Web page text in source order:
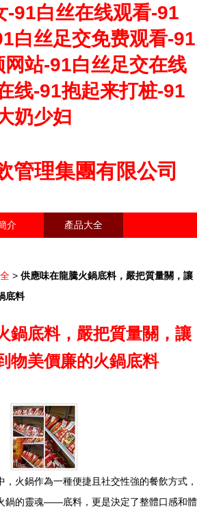
-91白丝在线观看-91
白丝足交免费观看-91
网站-91白丝足交在线
线-91抱起来打桩-91
奶少妇
管理集團有限公司
介 產品大全
> 供應味在龍騰火鍋底料，嚴把質量關，讓
底料
鍋底料，嚴把質量關，讓
物美價廉的火鍋底料
，火鍋作為一種便捷且社交性強的餐飲方式，
鍋的靈魂——底料，更是決定了整體口感和體